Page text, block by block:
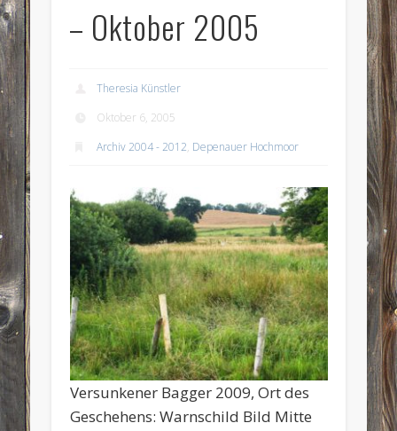
– Oktober 2005
Theresia Künstler
Oktober 6, 2005
Archiv 2004 - 2012, Depenauer Hochmoor
Versunkener Bagger 2009, Ort des
Geschehens: Warnschild Bild Mitte